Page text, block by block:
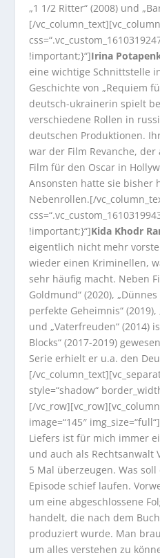
„1 1/2 Ritter“ (2008) und
[/
!important;}“]Irina
eine wichtige Schnittstelle
Geschichte von „Requiem
deutsch-ukrainerin spielt
verschiedene Rollen in
deutschen Produktionen.
war der Film Revanche,
Film für den Oscar in
Ansonsten hatte sie bisher
Nebenrollen.[/
!important;}“]Kida Khodr
eigentlich nicht mehr
wieder einen Kriminellen,
sehr häufig macht. Neben
Goldmund“ (2020), „Dünnes
perfekte Geheimnis“ (2019),
und „Vaterfreuden“ (2014)
Blocks“ (2017-2019)
Serie erhielt er u.a. den
[/
style=“shadow“
[/
image=“145″
Liefers ist für mich immer
und auch als Rechtsanwalt
5 Mal überzeugen. Was
Episode schief laufen.
um eine abgeschlossene
handelt, die nach dem
produziert wurde. Man
um alles verstehen zu